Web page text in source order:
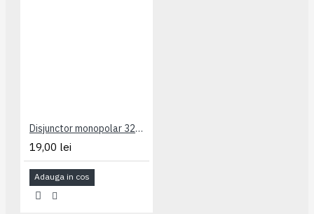
Disjunctor monopolar 32A Legrand
19,00 lei
Adauga in cos